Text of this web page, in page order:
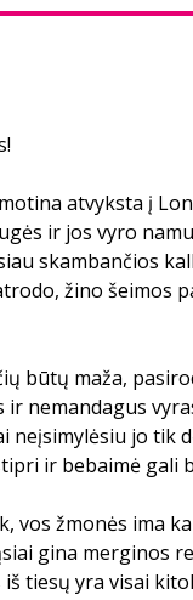
atvyksta į
ir jos vyro
skambančios
žino šeimos
būtų maža,
ir nemandagus
neįsimylėsiu jo tik
ir bebaimė gali
vos žmonės ima
gina merginos
tiesų yra visai